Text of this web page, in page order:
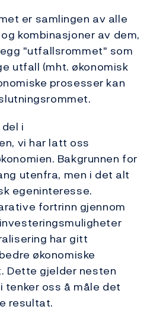
er samlingen av alle
kombinasjoner av dem,
"utfallsrommet" som
utfall (mht. økonomisk
prosesser kan
i
vi har latt oss
Bakgrunnen for
utenfra, men i det alt
egeninteresse.
fortrinn gjennom
har gitt
økonomiske
Dette gjelder nesten
oss å måle det
resultat.